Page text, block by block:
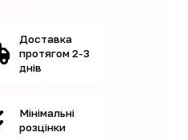
Доставка
протягом 2-3
днів
Мінімальні
розцінки